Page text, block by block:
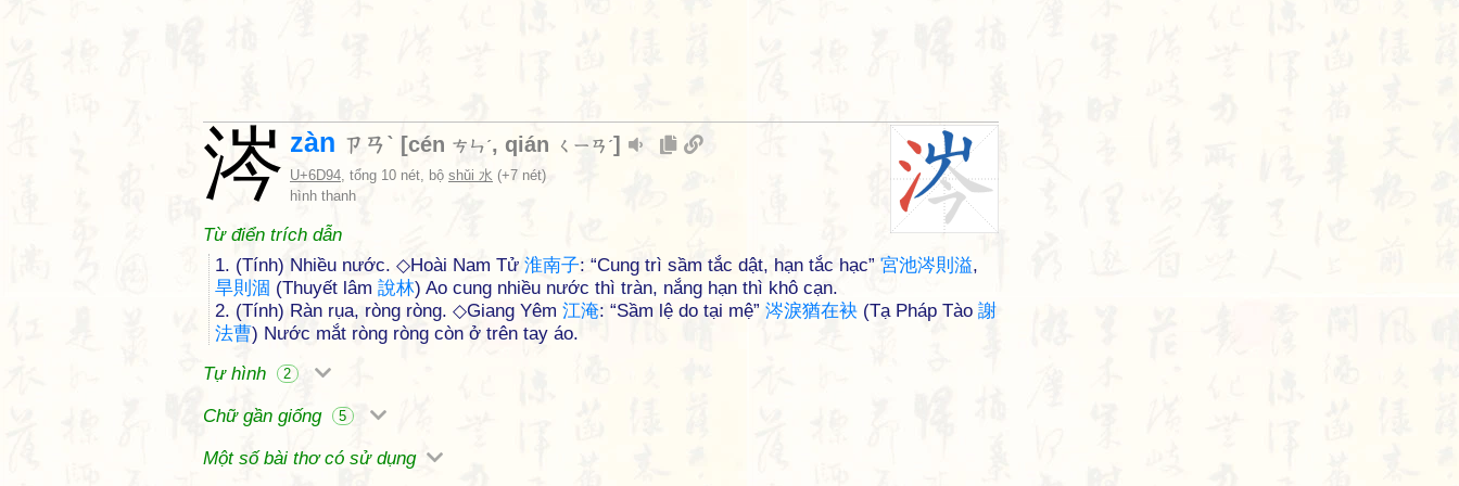
涔 zàn ㄗㄢˋ [cén ㄘㄣˊ, qián ㄑㄧㄢˊ]
U+6D94, tổng 10 nét, bộ shǔi 水 (+7 nét)
hình thanh
Từ điển trích dẫn
1. (Tính) Nhiều nước. ◇Hoài Nam Tử 淮南子: “Cung trì sầm tắc dật, hạn tắc hạc” 宮池涔則 溢,
旱則 涸 (Thuyết lâm 說林) Ao cung nhiều nước thì tràn, nắng hạn thì khô cạn.
2. (Tính) Ràn rụa, ròng ròng. ◇Giang Yêm 江淹: “Sầm lệ do tại mệ” 涔淚猶在袂 (Tạ Pháp Tào 謝
法曹) Nước mắt ròng ròng còn ở trên tay áo.
Tự hình
2
Chữ gần giống 5
Một số bài thơ có sử dụng